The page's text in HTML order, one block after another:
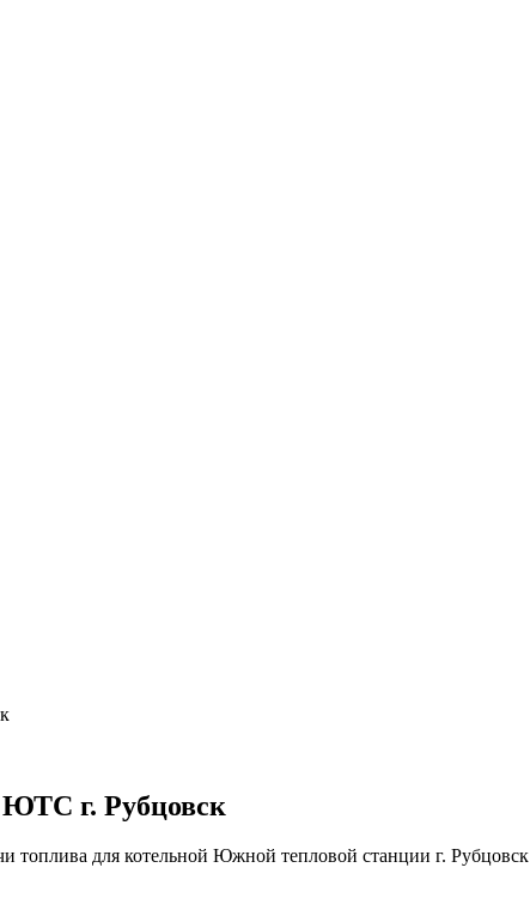
ЮТС г. Рубцовск
топлива для котельной Южной тепловой станции г. Рубцовск